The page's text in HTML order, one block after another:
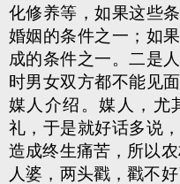
化修养等，如果这些
婚姻的条件之一；如
成的条件之一。二是
时男女双方都不能见
媒人介绍。媒人，尤
礼，于是就好话多说
造成终生痛苦，所以
人婆，两头戳，戳不